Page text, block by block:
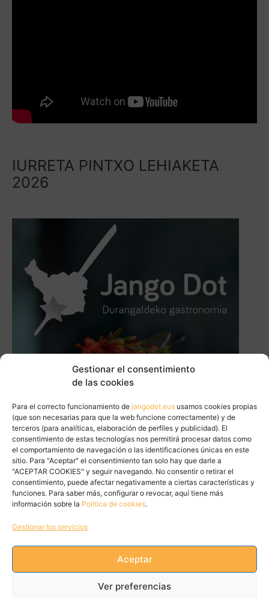
Gestionar el consentimiento
de las cookies
Para el correcto funcionamiento de jangodot.eus usamos cookies propias
(que son necesarias para que la web funcione correctamente) y de
terceros (para analíticas, elaboración de perfiles y publicidad). El
consentimiento de estas tecnologías nos permitirá procesar datos como
el comportamiento de navegación o las identificaciones únicas en este
sitio. Para "Aceptar" el consentimiento tan solo hay que darle a
"ACEPTAR COOKIES" y seguir navegando. No consentir o retirar el
consentimiento, puede afectar negativamente a ciertas características y
funciones. Para saber más, configurar o revocar, aquí tiene más
información sobre la Política de cookies.
Gestionar los servicios
Aceptar
Ver preferencias
IURRETA PINTXO LEHIAKETA
2026